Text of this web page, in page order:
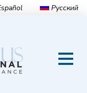
Русский